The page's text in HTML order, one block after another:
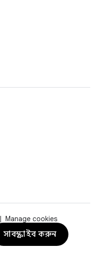
Manage cookies
সাবস্ক্রাইব করুন